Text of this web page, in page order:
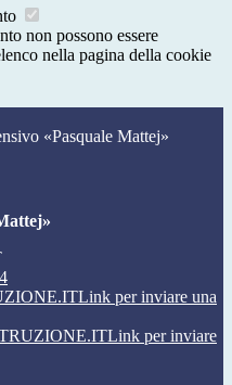
non possono essere
nella pagina della cookie
«Pasquale Mattej»
Link per inviare una
Link per inviare